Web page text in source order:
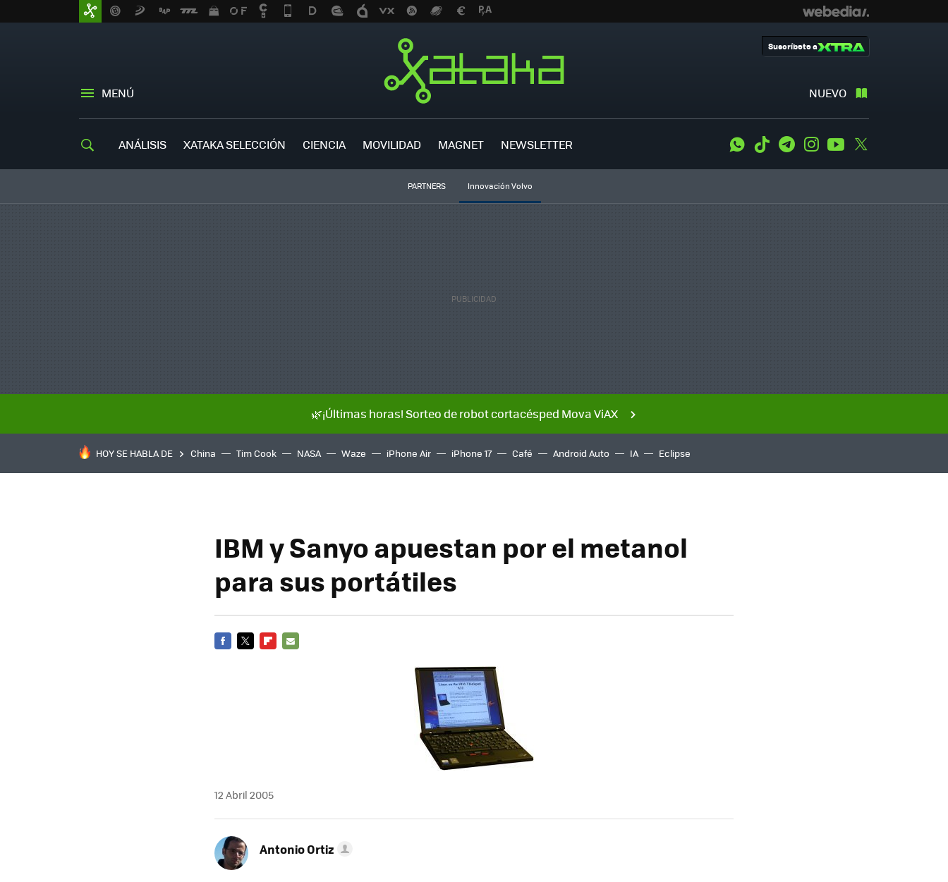
MENÚ NUEVO
Suscríbete a
ANÁLISIS XATAKA SELECCIÓN CIENCIA MOVILIDAD MAGNET NEWSLETTER WhatsApp
Tiktok TelegramInstagramYoutube
PARTNERS Innovación Volvo
🌿¡Últimas horas! Sorteo de robot cortacésped Mova ViAX
HOY SE HABLA DE China Tim Cook NASA Waze iPhone Air iPhone 17 Café Android Auto IA Eclipse
IBM y Sanyo apuestan por el metanol
para sus portátiles
12 Abril 2005
Antonio Ortiz